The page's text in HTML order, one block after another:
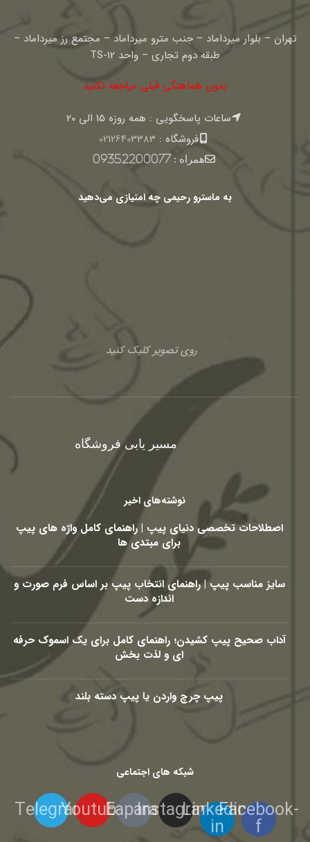
تهران – بلوار میرداماد – جنب مترو میرداماد – مجتمع رز میرداماد –
طبقه دوم تجاری – واحد TS-12
بدون هماهنگی قبلی مراجعه نکنید
ساعات پاسخگویی : همه روزه 15 الی 20
فروشگاه : 02126403383
همراه :09352200077
به ماسترو رحیمی چه امتیازی می‌دهید
روی تصویر کلیک کنید
مسیر یابی فروشگاه
نوشته‌های اخیر
اصطلاحات تخصصی دنیای پیپ | راهنمای کامل واژه های پیپ
برای مبتدی ها
سایز مناسب پیپ | راهنمای انتخاب پیپ بر اساس فرم صورت و
اندازه دست
آداب صحیح پیپ کشیدن؛ راهنمای کامل برای یک اسموک حرفه
ای و لذت بخش
پیپ چرچ واردن یا پیپ دسته بلند
شبکه های اجتماعی
Facebook-
f
Linkedin-
in
Instagram
Eaparat
Youtube
Telegram